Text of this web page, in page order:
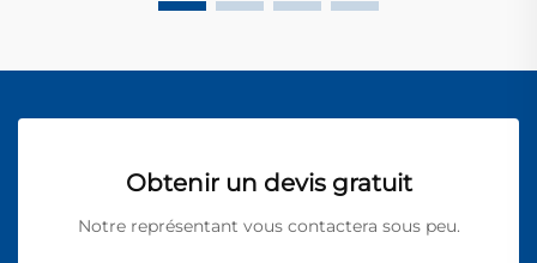
Obtenir un devis gratuit
Notre représentant vous contactera sous peu.